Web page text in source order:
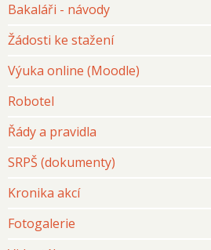
Bakaláři - návody
Žádosti ke stažení
Výuka online (Moodle)
Robotel
Řády a pravidla
SRPŠ (dokumenty)
Kronika akcí
Fotogalerie